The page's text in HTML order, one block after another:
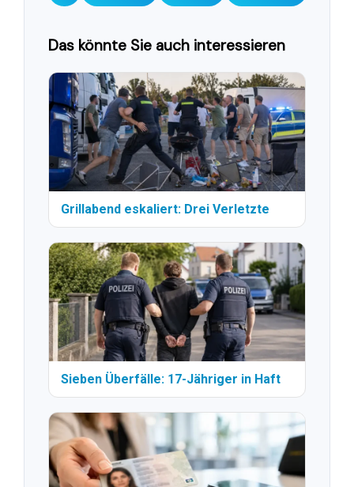
Das könnte Sie auch interessieren
Grillabend eskaliert: Drei Verletzte
Sieben Überfälle: 17-Jähriger in Haft